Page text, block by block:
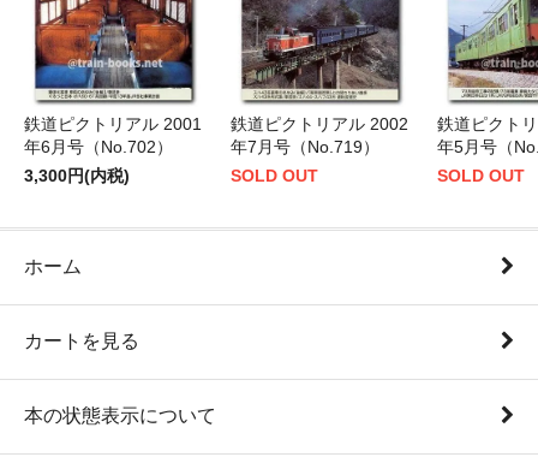
鉄道ピクトリアル 2001
年6月号（No.702）
3,300円(内税)
鉄道ピクトリアル 2002
年7月号（No.719）
SOLD OUT
鉄道ピクト
年5月号（
SOLD OUT
ホーム
カートを見る
本の状態表示について